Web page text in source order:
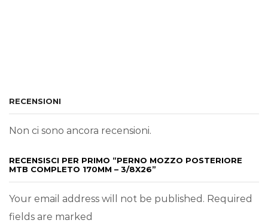
RECENSIONI
Non ci sono ancora recensioni.
RECENSISCI PER PRIMO “PERNO MOZZO POSTERIORE
MTB COMPLETO 170MM – 3/8X26”
Your email address will not be published. Required
fields are marked